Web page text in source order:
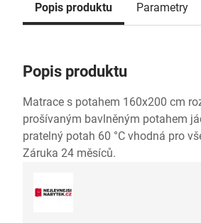
Popis produktu Parametry
Popis produktu
Matrace s potahem 160x200 cm
prošívaným bavlněným potahem
pratelný potah 60 °C vhodná pro
Záruka 24 měsíců.